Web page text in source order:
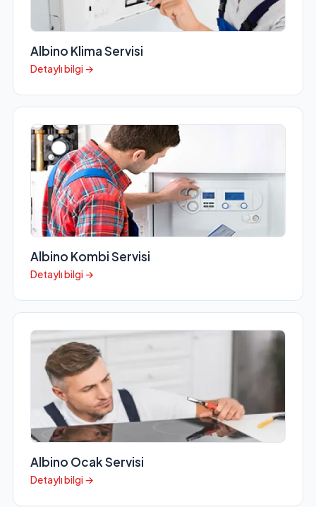
Albino Klima Servisi
Detaylı bilgi →
Albino Kombi Servisi
Detaylı bilgi →
Albino Ocak Servisi
Detaylı bilgi →